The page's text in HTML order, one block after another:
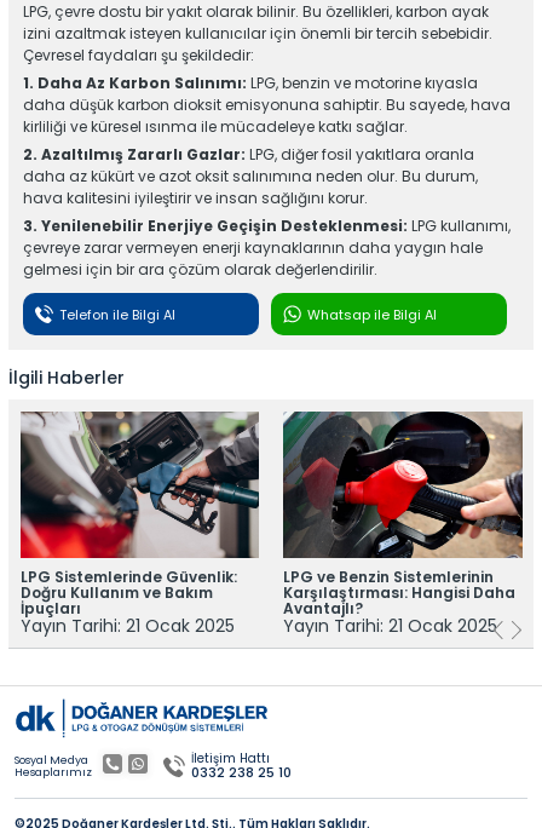
LPG, çevre dostu bir yakıt olarak bilinir. Bu özellikleri, karbon ayak
izini azaltmak isteyen kullanıcılar için önemli bir tercih sebebidir.
Çevresel faydaları şu şekildedir:
1. Daha Az Karbon Salınımı: LPG, benzin ve motorine kıyasla
daha düşük karbon dioksit emisyonuna sahiptir. Bu sayede, hava
kirliliği ve küresel ısınma ile mücadeleye katkı sağlar.
2. Azaltılmış Zararlı Gazlar: LPG, diğer fosil yakıtlara oranla
daha az kükürt ve azot oksit salınımına neden olur. Bu durum,
hava kalitesini iyileştirir ve insan sağlığını korur.
3. Yenilenebilir Enerjiye Geçişin Desteklenmesi: LPG kullanımı,
çevreye zarar vermeyen enerji kaynaklarının daha yaygın hale
gelmesi için bir ara çözüm olarak değerlendirilir.
Telefon ile Bilgi Al Whatsap ile Bilgi Al
İlgili Haberler
LPG Sistemlerinde Güvenlik:
Doğru Kullanım ve Bakım
İpuçları
Yayın Tarihi: 21 Ocak 2025
LPG ve Benzin Sistemlerinin
Karşılaştırması: Hangisi Daha
Avantajlı?
Yayın Tarihi: 21 Ocak 2025
Sosyal Medya
Hesaplarımız
İletişim Hattı
0332 238 25 10
©2025 Doğaner Kardeşler Ltd. Şti.. Tüm Hakları Saklıdır.